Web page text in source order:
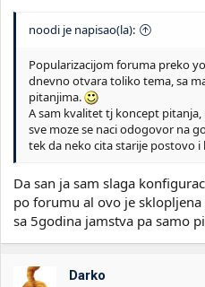
noodi je napisao(la):
Popularizacijom foruma preko
dnevno otvara toliko tema, sa
pitanjima.
A sam kvalitet tj koncept pitanja,
sve moze se naci odogovor na
tek da neko cita starije postovo
Da san ja sam slaga
po forumu al ovo je
sa 5godina jamstva pa samo
Darko